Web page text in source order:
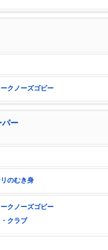
クノーズゴビー
パー
のむき身
クノーズゴビー
クラブ